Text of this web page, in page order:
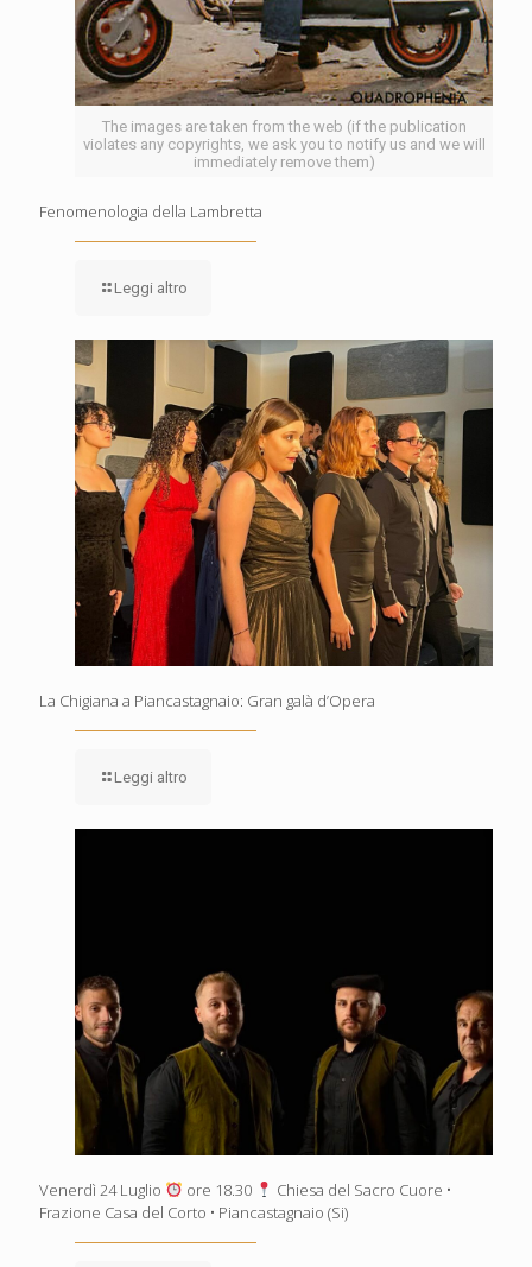
The images are taken from the web (if the publication
violates any copyrights, we ask you to notify us and we will
immediately remove them)
Fenomenologia della Lambretta
Leggi altro
La Chigiana a Piancastagnaio: Gran galà d’Opera
Leggi altro
Venerdì 24 Luglio ore 18.30
Chiesa del Sacro Cuore •
Frazione Casa del Corto • Piancastagnaio (Si)